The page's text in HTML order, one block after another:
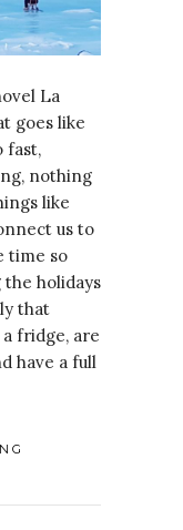
La
goes like
fast,
nothing
like
us to
time so
holidays
that
fridge, are
have a full